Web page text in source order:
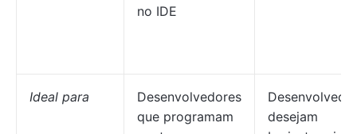
no IDE
Ideal para
Desenvolvedores
que programam
desejam